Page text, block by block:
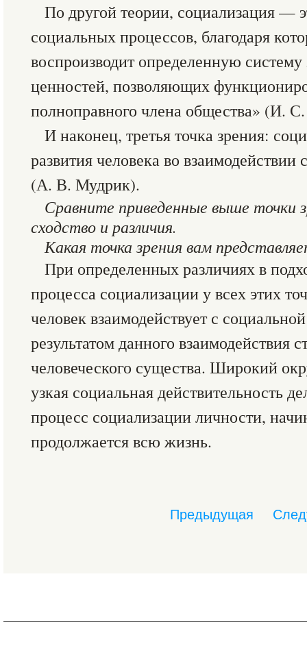
По другой теории, социализация —
социальных процессов, благодаря
воспроизводит определенную
ценностей, позволяющих
полноправного члена общества» (И.
И наконец, третья точка зрения:
развития человека во
(А. В. Мудрик).
Сравните приведенные выше точки
сходство и различия.
Какая точка зрения вам
При определенных различиях в
процесса социализации у всех этих
человек взаимодействует с
результатом данного взаимодействия
человеческого существа. Широкий
узкая социальная действительность
процесс социализации личности,
продолжается всю жизнь.
Предыдущая